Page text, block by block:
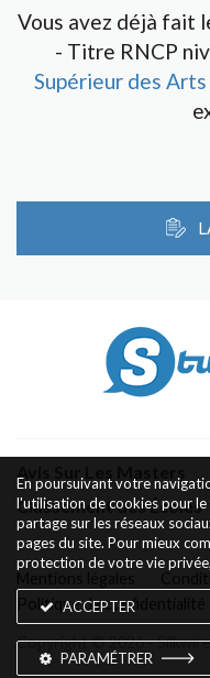
Vous avez déjà fait
- Titre RNCP
Supérieur des
Classement des Écoles
Politique de confidentialité
Copyright © 2026 -
En poursuivant votre
l'utilisation de cookies pour
partage sur les réseaux
pages du site. Pour mieux
protection de votre vie privée,
ACCEPTER
PARAMÉTRER